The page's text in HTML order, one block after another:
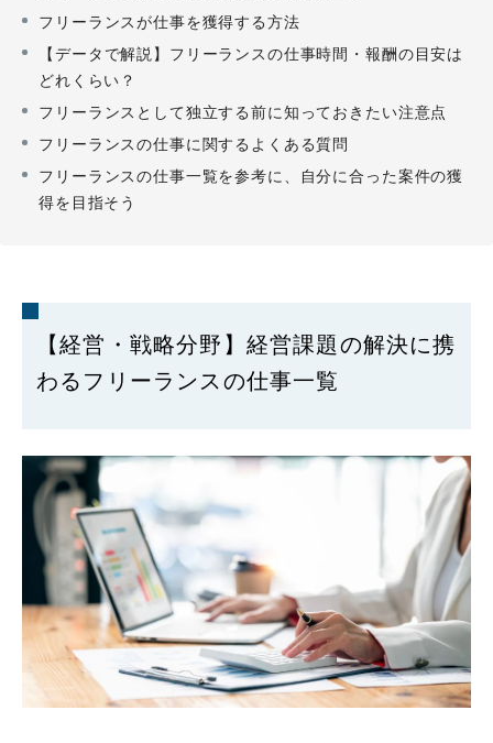
フリーランスが仕事を獲得する方法
【データで解説】フリーランスの仕事時間・報酬の目安は
どれくらい？
フリーランスとして独立する前に知っておきたい注意点
フリーランスの仕事に関するよくある質問
フリーランスの仕事一覧を参考に、自分に合った案件の獲
得を目指そう
【経営・戦略分野】経営課題の解決に携
わるフリーランスの仕事一覧